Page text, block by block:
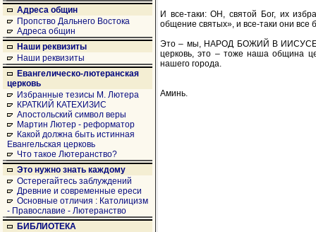
Адреса общин
Пропство Дальнего Востока
Адреса общин
Наши реквизиты
Наши реквизиты
Евангелическо-лютеранская
церковь
Избранные тезисы М. Лютера
КРАТКИЙ КАТЕХИЗИС
Апостольский символ веры
Мартин Лютер - реформатор
Какой должна быть истинная
Евангельская церковь
Что такое Лютеранство?
Это нужно знать каждому
Остерегайтесь заблуждений
Древние и современные ереси
Основные отличия : Католицизм
- Православие - Лютеранство
БИБЛИОТЕКА
И все-таки: ОН, святой Бог, их
общение святых», и все-таки они
Это – мы, НАРОД БОЖИЙ В ИИСУСЕ
церковь, это – тоже наша община
нашего города.
Аминь.